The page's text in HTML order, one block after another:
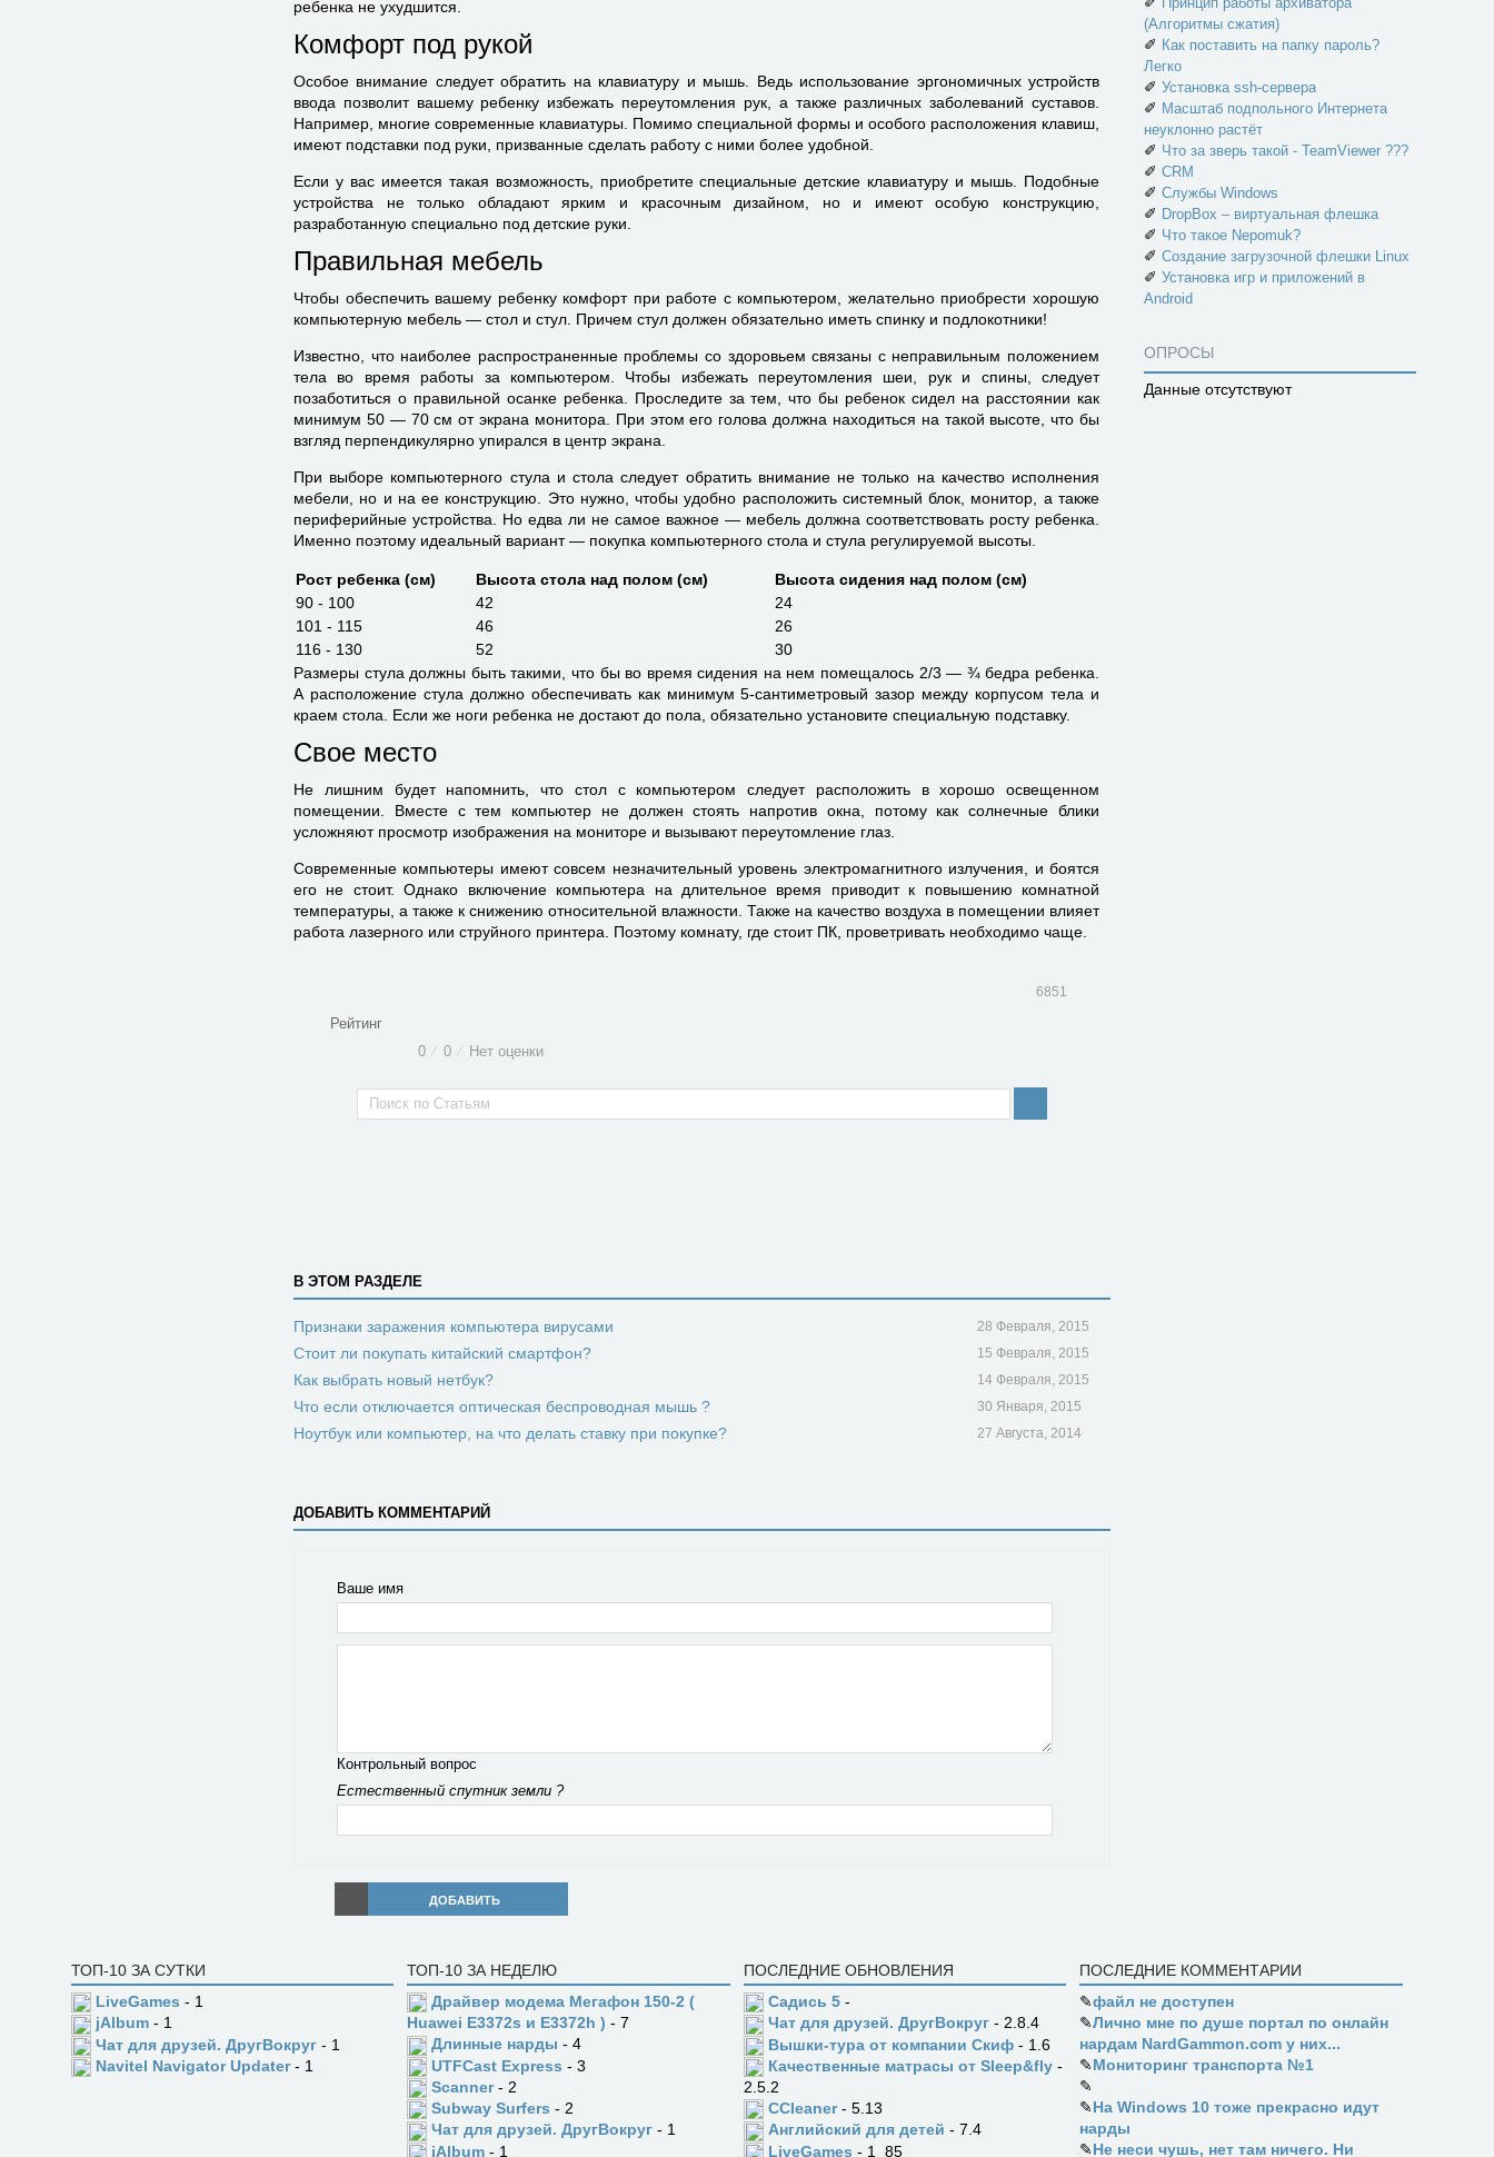
ребенка не ухудшится.
Комфорт под рукой
Особое внимание следует обратить на клавиатуру и мышь. Ведь использование эргономичных устройств
ввода позволит вашему ребенку избежать переутомления рук, а также различных заболеваний суставов.
Например, многие современные клавиатуры. Помимо специальной формы и особого расположения клавиш,
имеют подставки под руки, призванные сделать работу с ними более удобной.
Если у вас имеется такая возможность, приобретите специальные детские клавиатуру и мышь. Подобные
устройства не только обладают ярким и красочным дизайном, но и имеют особую конструкцию,
разработанную специально под детские руки.
Правильная мебель
Чтобы обеспечить вашему ребенку комфорт при работе с компьютером, желательно приобрести хорошую
компьютерную мебель — стол и стул. Причем стул должен обязательно иметь спинку и подлокотники!
Известно, что наиболее распространенные проблемы со здоровьем связаны с неправильным положением
тела во время работы за компьютером. Чтобы избежать переутомления шеи, рук и спины, следует
позаботиться о правильной осанке ребенка. Проследите за тем, что бы ребенок сидел на расстоянии как
минимум 50 — 70 см от экрана монитора. При этом его голова должна находиться на такой высоте, что бы
взгляд перпендикулярно упирался в центр экрана.
При выборе компьютерного стула и стола следует обратить внимание не только на качество исполнения
мебели, но и на ее конструкцию. Это нужно, чтобы удобно расположить системный блок, монитор, а также
периферийные устройства. Но едва ли не самое важное — мебель должна соответствовать росту ребенка.
Именно поэтому идеальный вариант — покупка компьютерного стола и стула регулируемой высоты.
Рост ребенка (см) Высота стола над полом (см)
Высота сидения над полом (см)
90 - 100
42
24
101 - 115
46
26
116 - 130
52
30
Размеры стула должны быть такими, что бы во время сидения на нем помещалось 2/3 — ¾ бедра ребенка.
А расположение стула должно обеспечивать как минимум 5-сантиметровый зазор между корпусом тела и
краем стола. Если же ноги ребенка не достают до пола, обязательно установите специальную подставку.
Свое место
Не лишним будет напомнить, что стол с компьютером следует расположить в хорошо освещенном
помещении. Вместе с тем компьютер не должен стоять напротив окна, потому как солнечные блики
усложняют просмотр изображения на мониторе и вызывают переутомление глаз.
Современные компьютеры имеют совсем незначительный уровень электромагнитного излучения, и боятся
его не стоит. Однако включение компьютера на длительное время приводит к повышению комнатной
температуры, а также к снижению относительной влажности. Также на качество воздуха в помещении влияет
работа лазерного или струйного принтера. Поэтому комнату, где стоит ПК, проветривать необходимо чаще.
6851
Рейтинг
0 ⁄ 0 ⁄ Нет оценки
В ЭТОМ РАЗДЕЛЕ
Признаки заражения компьютера вирусами 28 Февраля, 2015
Стоит ли покупать китайский смартфон? 15 Февраля, 2015
Как выбрать новый нетбук? 14 Февраля, 2015
Что если отключается оптическая беспроводная мышь ? 30 Января, 2015
Ноутбук или компьютер, на что делать ставку при покупке? 27 Августа, 2014
ДОБАВИТЬ КОММЕНТАРИЙ
Ваше имя
Контрольный вопрос
Естественный спутник земли ?
ДОБАВИТЬ
(Алгоритмы сжатия)
✐ Как поставить на папку пароль?
Легко
✐ Установка ssh-сервера
✐ Масштаб подпольного Интернета
неуклонно растёт
✐ Что за зверь такой - TeamViewer ???
✐ CRM
✐ Службы Windows
✐ DropBox – виртуальная флешка
✐ Что такое Nepomuk?
✐ Создание загрузочной флешки Linux
✐ Установка игр и приложений в
Android
ОПРОСЫ
Данные отсутствуют
ТОП-10 ЗА СУТКИ
LiveGames - 1
jAlbum - 1
Чат для друзей. ДругВокруг - 1
Navitel Navigator Updater- 1
ТОП-10 ЗА НЕДЕЛЮ
Драйвер модема Мегафон 150-2 (
Huawei E3372s и E3372h ) - 7
Длинные нарды - 4
UTFCast Express - 3
Scanner- 2
Subway Surfers - 2
Чат для друзей. ДругВокруг - 1
jAlbum - 1
ПОСЛЕДНИЕ ОБНОВЛЕНИЯ
Садись 5-
Чат для друзей. ДругВокруг- 2.8.4
Вышки-тура от компании Скиф- 1.6
Качественные матрасы от Sleep&fly-
2.5.2
CCleaner- 5.13
Английский для детей - 7.4
LiveGames - 1_85
ПОСЛЕДНИЕ КОММЕНТАРИИ
✎файл не доступен
✎Лично мне по душе портал по онлайн
нардам NardGammon.com у них...
✎Мониторинг транспорта №1
✎
✎На Windows 10 тоже прекрасно идут
нарды
✎Не неси чушь, нет там ничего. Ни